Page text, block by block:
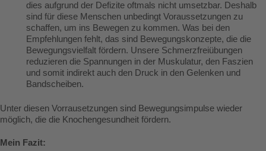
dies aufgrund der Defizite oftmals nicht umsetzbar. Deshalb
sind für diese Menschen unbedingt Voraussetzungen zu
schaffen, um ins Bewegen zu kommen. Was bei den
Empfehlungen fehlt, das sind Bewegungskonzepte, die die
Bewegungsvielfalt fördern. Unsere Schmerzfreiübungen
reduzieren die Spannungen in der Muskulatur, den Faszien
und somit indirekt auch den Druck in den Gelenken und
Bandscheiben.
Unter diesen Vorrausetzungen sind Bewegungsimpulse wieder
möglich, die die Knochengesundheit fördern.
Mein Fazit: